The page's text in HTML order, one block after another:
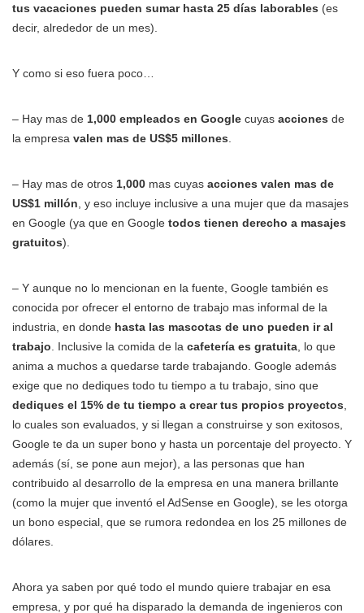
tus vacaciones pueden sumar hasta 25 días laborables (es
decir, alrededor de un mes).
Y como si eso fuera poco…
– Hay mas de 1,000 empleados en Google cuyas acciones de
la empresa valen mas de US$5 millones
– Hay mas de otros 1,000 mas cuyas acciones valen mas de
US$1 millón , y eso incluye inclusive a una mujer que da masajes
en Google (ya que en Google todos tienen derecho a masajes
gratuitos).
– Y aunque no lo mencionan en la fuente, Google también es
conocida por ofrecer el entorno de trabajo mas informal de la
industria, en donde hasta las mascotas de uno pueden ir al
trabajo . Inclusive la comida de la cafetería es gratuita , lo que
anima a muchos a quedarse tarde trabajando. Google además
exige que no dediques todo tu tiempo a tu trabajo, sino que
dediques el 15% de tu tiempo a crear tus propios proyectos
lo cuales son evaluados, y si llegan a construirse y son exitosos,
Google te da un super bono y hasta un porcentaje del proyecto. Y
además (sí, se pone aun mejor), a las personas que han
contribuido al desarrollo de la empresa en una manera brillante
(como la mujer que inventó el AdSense en Google), se les otorga
un bono especial, que se rumora redondea en los 25 millones de
dólares.
Ahora ya saben por qué todo el mundo quiere trabajar en esa
empresa, y por qué ha disparado la demanda de ingenieros con